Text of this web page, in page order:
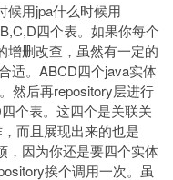
候用jpa什么时候用
四个表。如果你每个
增删改查，虽然有一定的
适。ABCD四个java实体
然后再repository层进行
个表。这四个是关联关
而且展现出来的也是
，因为你还是要四个实体
挨个调用一次。虽